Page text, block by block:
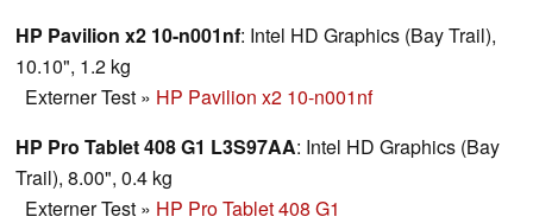
HP Pavilion x2 10-n001nf: Intel HD Graphics (Bay Trail),
10.10", 1.2 kg
Externer Test » HP Pavilion x2 10-n001nf
HP Pro Tablet 408 G1 L3S97AA: Intel HD Graphics (Bay
Trail), 8.00", 0.4 kg
Externer Test » HP Pro Tablet 408 G1